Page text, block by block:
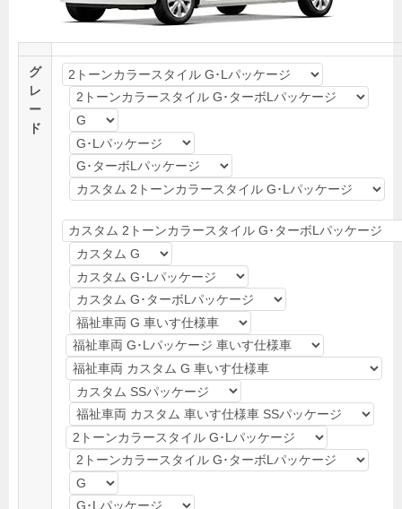
グ
レ
ー
ド